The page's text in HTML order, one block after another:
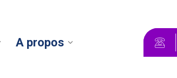
A propos